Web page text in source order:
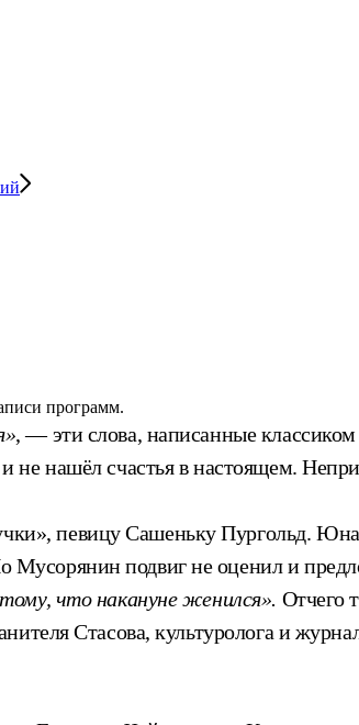
программ.
, — эти слова, написанные
не нашёл счастья в настоящем.
певицу Сашеньку Пургольд.
подвиг не оценил и
что накануне женился». Отчего
Стасова, культуролога и